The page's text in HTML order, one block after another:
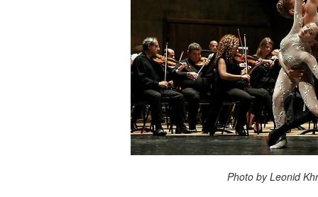
Photo by Leonid